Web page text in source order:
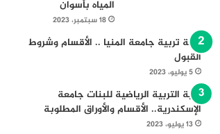
النيل ” بسينما الهناجر السبت المقبل
المياه بأسوان
18 سبتمبر، 2023
كلية تربية جامعة المنيا .. الأقسام وشروط
القبول
5 يوليو، 2023
كلية التربية الرياضية للبنات جامعة
الإسكندرية.. الأقسام والأوراق المطلوبة
13 يوليو، 2023